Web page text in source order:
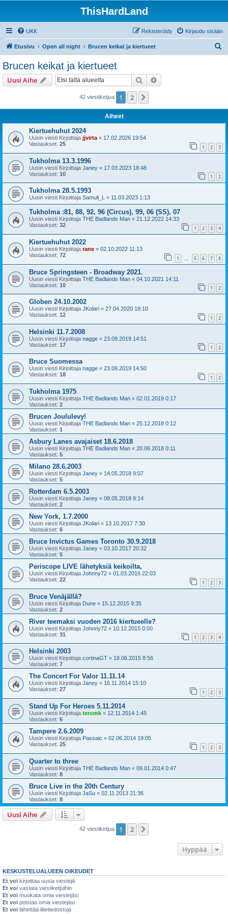
ThisHardLand
UKK Kirjaudu sisään
Rekisteröidy
Etusivu Open all night Brucen keikat ja kiertueet
Brucen keikat ja kiertueet
Uusi Aihe Etsi
42 viestiketjua 1 2
Aiheet
Kiertuehuhut 2024
Uusin viesti Kirjoittaja jjvirta « 17.02.2026 19:54
Vastaukset: 25 1 2 3
Tukholma 13.3.1996
Uusin viesti Kirjoittaja Janey « 17.03.2023 18:48
Vastaukset: 10 1 2
Tukholma 28.5.1993
Uusin viesti Kirjoittaja Samuli_L « 11.03.2023 1:13
Tukholma :81, 88, 92, 96 (Circus), 99, 06 (SS), 07
Uusin viesti Kirjoittaja THE Badlands Man « 21.12.2022 14:33
Vastaukset: 32 1 2 3 4
Kiertuehuhut 2022
Uusin viesti Kirjoittaja rane « 02.10.2022 11:13
Vastaukset: 72 1 … 5 6 7 8
Bruce Springsteen - Broadway 2021.
Uusin viesti Kirjoittaja THE Badlands Man « 04.10.2021 14:11
Vastaukset: 10 1 2
Globen 24.10.2002
Uusin viesti Kirjoittaja JKolari « 27.04.2020 18:10
Vastaukset: 12 1 2
Helsinki 11.7.2008
Uusin viesti Kirjoittaja nagge « 23.09.2019 14:51
Vastaukset: 17 1 2
Bruce Suomessa
Uusin viesti Kirjoittaja nagge « 23.09.2019 14:50
Vastaukset: 18 1 2
Tukholma 1975
Uusin viesti Kirjoittaja THE Badlands Man « 02.01.2019 0:17
Vastaukset: 2
Brucen Joululevy!
Uusin viesti Kirjoittaja THE Badlands Man « 25.12.2018 0:12
Vastaukset: 1
Asbury Lanes avajaiset 18.6.2018
Uusin viesti Kirjoittaja THE Badlands Man « 20.06.2018 0:11
Vastaukset: 5
Milano 28.6.2003
Uusin viesti Kirjoittaja Janey « 14.05.2018 9:07
Vastaukset: 5
Rotterdam 6.5.2003
Uusin viesti Kirjoittaja Janey « 08.05.2018 9:14
Vastaukset: 2
New York, 1.7.2000
Uusin viesti Kirjoittaja JKolari « 13.10.2017 7:30
Vastaukset: 6
Bruce Invictus Games Toronto 30.9.2018
Uusin viesti Kirjoittaja Janey « 03.10.2017 20:32
Vastaukset: 5
Periscope LIVE lähetyksiä keikoilta,
Uusin viesti Kirjoittaja Johnny72 « 01.03.2016 22:03
Vastaukset: 22 1 2 3
Bruce Venäjällä?
Uusin viesti Kirjoittaja Dune « 15.12.2015 9:35
Vastaukset: 2
River teemaksi vuoden 2016 kiertueelle?
Uusin viesti Kirjoittaja Johnny72 « 10.12.2015 0:00
Vastaukset: 31 1 2 3 4
Helsinki 2003
Uusin viesti Kirjoittaja cortinaGT « 18.06.2015 8:56
Vastaukset: 7
The Concert For Valor 11.11.14
Uusin viesti Kirjoittaja Janey « 16.11.2014 15:10
Vastaukset: 27 1 2 3
Stand Up For Heroes 5.11.2014
Uusin viesti Kirjoittaja teromk « 12.11.2014 1:45
Vastaukset: 6
Tampere 2.6.2009
Uusin viesti Kirjoittaja Passaic « 02.06.2014 19:05
Vastaukset: 25 1 2 3
Quarter to three
Uusin viesti Kirjoittaja THE Badlands Man « 09.01.2014 0:47
Vastaukset: 8
Bruce Live in the 20th Century
Uusin viesti Kirjoittaja JaSu « 02.11.2013 21:36
Vastaukset: 8
Uusi Aihe
42 viestiketjua 1 2
Hyppää
KESKUSTELUALUEEN OIKEUDET
Et voi kirjoittaa uusia viestejä
Et voi vastata viestiketjuihin
Et voi muokata omia viestejäsi
Et voi poistaa omia viestejäsi
Et voi lähettää liitetiedostoja